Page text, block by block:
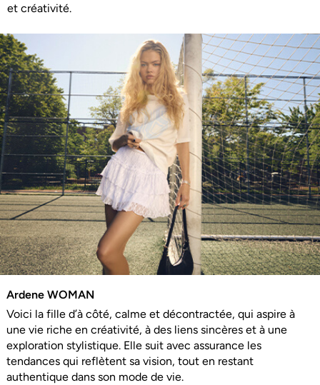
et créativité.
Ardene WOMAN
Voici la fille d’à côté, calme et décontractée, qui aspire à
une vie riche en créativité, à des liens sincères et à une
exploration stylistique. Elle suit avec assurance les
tendances qui reflètent sa vision, tout en restant
authentique dans son mode de vie.